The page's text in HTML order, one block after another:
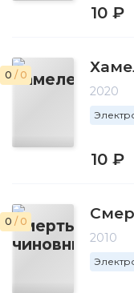
10 ₽
0 / 0
2020
10 ₽
0 / 0
2010